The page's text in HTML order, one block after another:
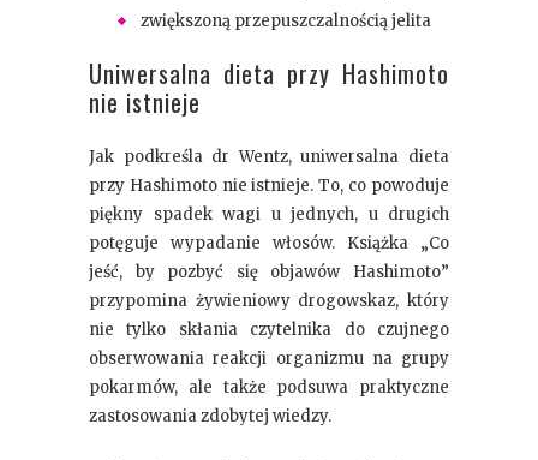
zwiększoną przepuszczalnością jelita
Uniwersalna dieta przy Hashimoto
nie istnieje
Jak podkreśla dr Wentz, uniwersalna dieta
przy Hashimoto nie istnieje. To, co powoduje
piękny spadek wagi u jednych, u drugich
potęguje wypadanie włosów. Książka „Co
jeść, by pozbyć się objawów Hashimoto”
przypomina żywieniowy drogowskaz, który
nie tylko skłania czytelnika do czujnego
obserwowania reakcji organizmu na grupy
pokarmów, ale także podsuwa praktyczne
zastosowania zdobytej wiedzy.